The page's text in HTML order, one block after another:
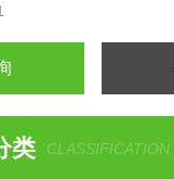
类 CLASSIFICATION